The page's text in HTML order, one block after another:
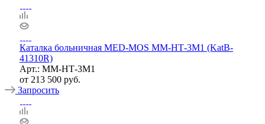
Каталка больничная MED-MOS ММ-НТ-3М1 (KatB-
41310R)
Арт.: ММ-НТ-3M1
от 213 500 руб.
Запросить